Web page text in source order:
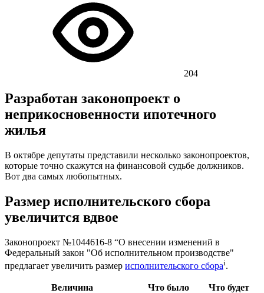
204
Разработан законопроект о
неприкосновенности ипотечного
жилья
В октябре депутаты представили несколько законопроектов,
которые точно скажутся на финансовой судьбе должников.
Вот два самых любопытных.
Размер исполнительского сбора
увеличится вдвое
Законопроект №1044616-8 “О внесении изменений в
Федеральный закон "Об исполнительном производстве"
предлагает увеличить размер исполнительского сбораi.
Величина Что было
Что будет